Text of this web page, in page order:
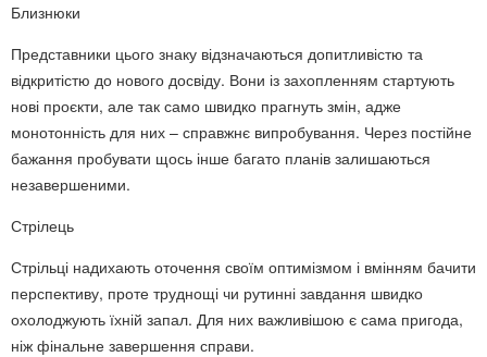
Близнюки
Представники цього знаку відзначаються допитливістю та
відкритістю до нового досвіду. Вони із захопленням стартують
нові проєкти, але так само швидко прагнуть змін, адже
монотонність для них – справжнє випробування. Через постійне
бажання пробувати щось інше багато планів залишаються
незавершеними.
Стрілець
Стрільці надихають оточення своїм оптимізмом і вмінням бачити
перспективу, проте труднощі чи рутинні завдання швидко
охолоджують їхній запал. Для них важливішою є сама пригода,
ніж фінальне завершення справи.